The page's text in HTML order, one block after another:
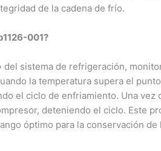
de la cadena de frío.
001?
del sistema de refrigeración,
la temperatura supera el
el ciclo de enfriamiento. Una vez
deteniendo el ciclo. Este
óptimo para la conservación